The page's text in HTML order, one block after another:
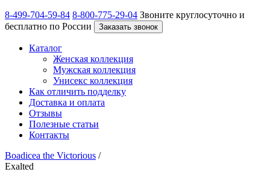
8-499-704-59-84 8-800-775-29-04 Звоните круглосуточно и
бесплатно по России
Заказать звонок
Каталог
Женская коллекция
Мужская коллекция
Унисекс коллекция
Как отличить подделку
Доставка и оплата
Отзывы
Полезные статьи
Контакты
Boadicea the Victorious /
Exalted